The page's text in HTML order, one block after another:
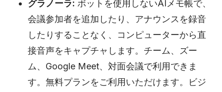
グラノーラ: ボットを使用しないAIメモ帳で、
会議参加者を追加したり、アナウンスを録音
したりすることなく、コンピューターから直
接音声をキャプチャします。チーム、ズー
ム、Google Meet、対面会議で利用できま
す。無料プランをご利用いただけます。ビジ